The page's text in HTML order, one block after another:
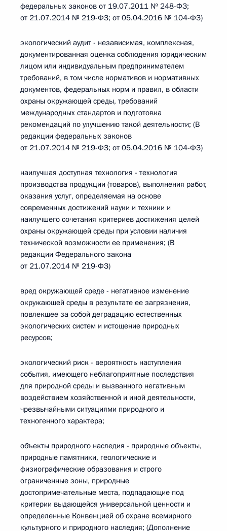
федеральных законов от 19.07.2011 № 248-ФЗ;
от 21.07.2014 № 219-ФЗ; от 05.04.2016 № 104-ФЗ)
экологический аудит - независимая, комплексная,
документированная оценка соблюдения юридическим
лицом или индивидуальным предпринимателем
требований, в том числе нормативов и нормативных
документов, федеральных норм и правил, в области
охраны окружающей среды, требований
международных стандартов и подготовка
рекомендаций по улучшению такой деятельности; (В
редакции федеральных законов
от 21.07.2014 № 219-ФЗ; от 05.04.2016 № 104-ФЗ)
наилучшая доступная технология - технология
производства продукции (товаров), выполнения работ,
оказания услуг, определяемая на основе
современных достижений науки и техники и
наилучшего сочетания критериев достижения целей
охраны окружающей среды при условии наличия
технической возможности ее применения; (В
редакции Федерального закона
от 21.07.2014 № 219-ФЗ)
вред окружающей среде - негативное изменение
окружающей среды в результате ее загрязнения,
повлекшее за собой деградацию естественных
экологических систем и истощение природных
ресурсов;
экологический риск - вероятность наступления
события, имеющего неблагоприятные последствия
для природной среды и вызванного негативным
воздействием хозяйственной и иной деятельности,
чрезвычайными ситуациями природного и
техногенного характера;
объекты природного наследия - природные объекты,
природные памятники, геологические и
физиографические образования и строго
ограниченные зоны, природные
достопримечательные места, подпадающие под
критерии выдающейся универсальной ценности и
определенные Конвенцией об охране всемирного
культурного и природного наследия; (Дополнение